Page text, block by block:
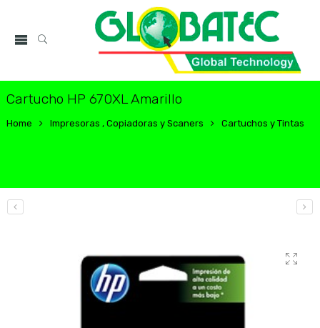
Cartucho HP 670XL Amarillo
Home Impresoras , Copiadoras y Scaners Cartuchos y Tintas